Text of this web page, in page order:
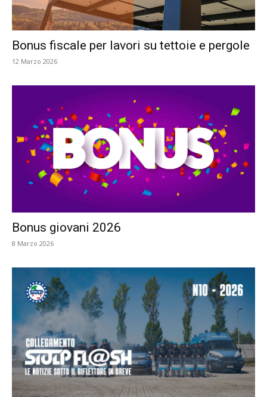
Bonus fiscale per lavori su tettoie e pergole
12 Marzo 2026
Bonus giovani 2026
8 Marzo 2026